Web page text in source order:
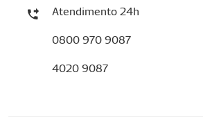
Atendimento 24h
0800 970 9087
4020 9087